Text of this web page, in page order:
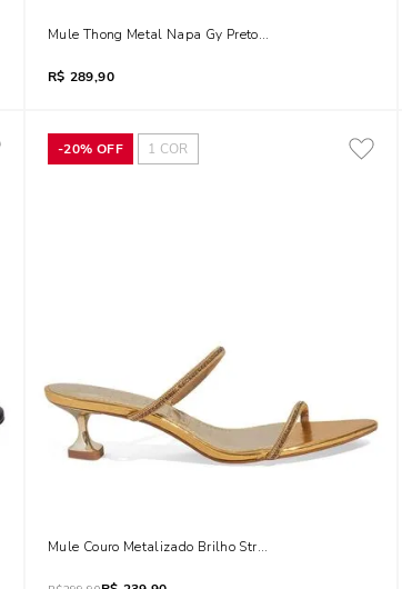
Mule Thong Metal Napa Gy Preto Black Salto Fino
R$ 289,90
-20% OFF 1 COR
Mule Couro Metalizado Brilho Strass Salto Taça Dourado